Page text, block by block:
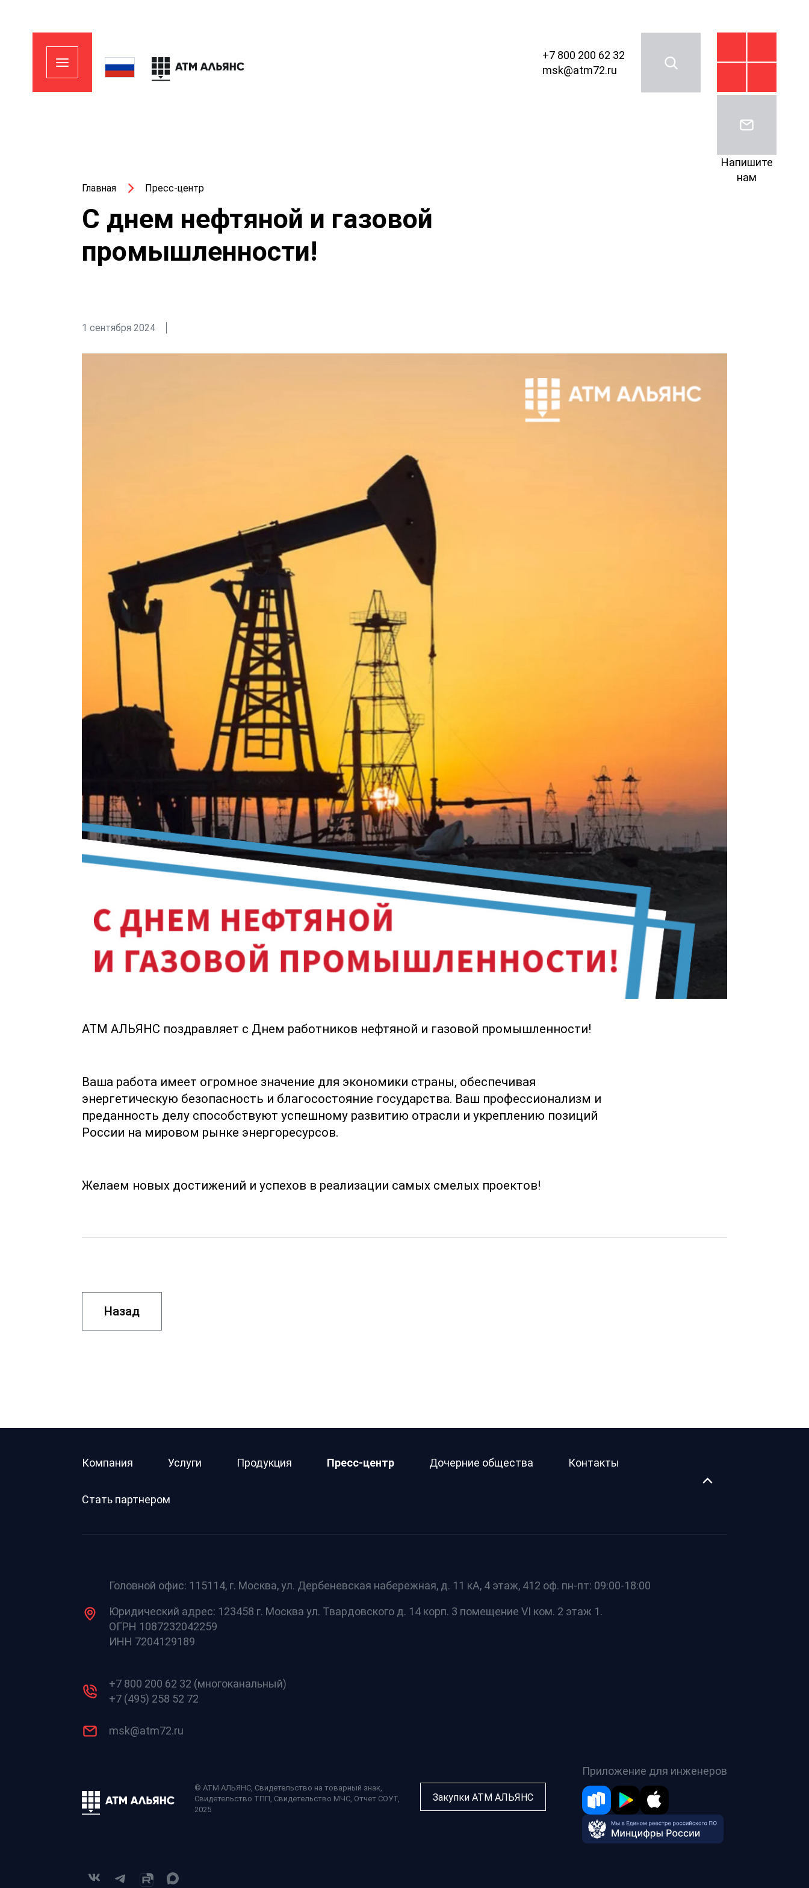
+7 800 200 62 32
msk@atm72.ru
Напишите
нам
Главная Пресс-центр
С днем нефтяной и газовой
промышленности!
1 сентября 2024
АТМ АЛЬЯНС поздравляет с Днем работников нефтяной и газовой промышленности!
Ваша работа имеет огромное значение для экономики страны, обеспечивая
энергетическую безопасность и благосостояние государства. Ваш профессионализм и
преданность делу способствуют успешному развитию отрасли и укреплению позиций
России на мировом рынке энергоресурсов.
Желаем новых достижений и успехов в реализации самых смелых проектов!
Назад
Компания Услуги Продукция Пресс-центр Дочерние общества Контакты
Стать партнером
Головной офис: 115114, г. Москва, ул. Дербеневская набережная, д. 11 кА, 4 этаж, 412 оф. пн-пт: 09:00-18:00
Юридический адрес: 123458 г. Москва ул. Твардовского д. 14 корп. 3 помещение VI ком. 2 этаж 1.
ОГРН 1087232042259
ИНН 7204129189
+7 800 200 62 32 (многоканальный)
+7 (495) 258 52 72
msk@atm72.ru
© АТМ АЛЬЯНС, Свидетельство на товарный знак
Свидетельство ТПП Свидетельство МЧС Отчет СОУТ
2025
Закупки АТМ АЛЬЯНС
Приложение для инженеров